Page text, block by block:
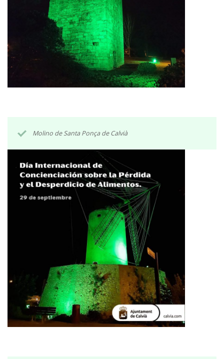
Molino de Santa Ponça de Calvià